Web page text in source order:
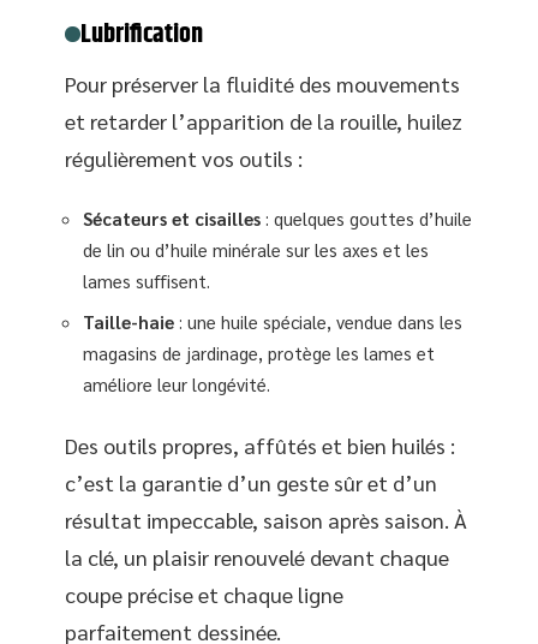
Lubrification
Pour préserver la fluidité des mouvements
et retarder l’apparition de la rouille, huilez
régulièrement vos outils :
Sécateurs et cisailles : quelques gouttes d’huile
de lin ou d’huile minérale sur les axes et les
lames suffisent.
Taille-haie : une huile spéciale, vendue dans les
magasins de jardinage, protège les lames et
améliore leur longévité.
Des outils propres, affûtés et bien huilés :
c’est la garantie d’un geste sûr et d’un
résultat impeccable, saison après saison. À
la clé, un plaisir renouvelé devant chaque
coupe précise et chaque ligne
parfaitement dessinée.